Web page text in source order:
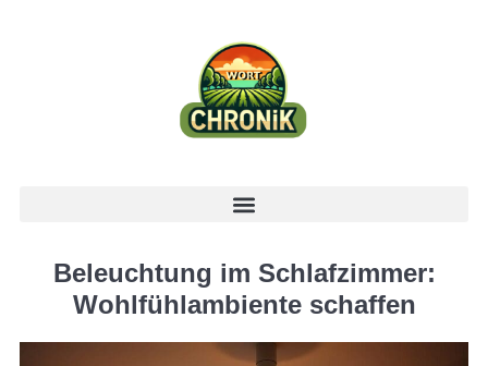
Beleuchtung im Schlafzimmer:
Wohlfühlambiente schaffen